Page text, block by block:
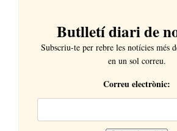
Butlletí diari de
Subscriu-te per rebre les notícies més
en un sol correu.
Correu electrònic: